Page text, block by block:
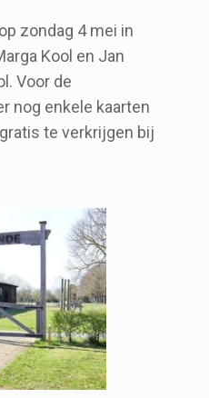
zondag 4 mei in
Kool en Jan
Voor de
nog enkele kaarten
te verkrijgen bij